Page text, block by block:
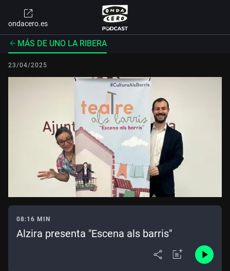
ondacero.es
MÁS DE UNO LA RIBERA
23/04/2025
08:16 MIN
Alzira presenta "Escena als barris"